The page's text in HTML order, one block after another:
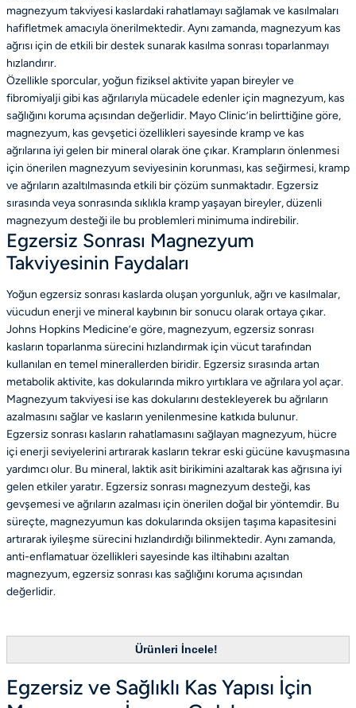
magnezyum takviyesi kaslardaki rahatlamayı sağlamak ve kasılmaları
hafifletmek amacıyla önerilmektedir. Aynı zamanda, magnezyum kas
ağrısı için de etkili bir destek sunarak kasılma sonrası toparlanmayı
hızlandırır.
Özellikle sporcular, yoğun fiziksel aktivite yapan bireyler ve
fibromiyalji gibi kas ağrılarıyla mücadele edenler için magnezyum, kas
sağlığını koruma açısından değerlidir. Mayo Clinic’in belirttiğine göre,
magnezyum, kas gevşetici özellikleri sayesinde kramp ve kas
ağrılarına iyi gelen bir mineral olarak öne çıkar. Krampların önlenmesi
için önerilen magnezyum seviyesinin korunması, kas seğirmesi, kramp
ve ağrıların azaltılmasında etkili bir çözüm sunmaktadır. Egzersiz
sırasında veya sonrasında sıklıkla kramp yaşayan bireyler, düzenli
magnezyum desteği ile bu problemleri minimuma indirebilir.
Egzersiz Sonrası Magnezyum
Takviyesinin Faydaları
Yoğun egzersiz sonrası kaslarda oluşan yorgunluk, ağrı ve kasılmalar,
vücudun enerji ve mineral kaybının bir sonucu olarak ortaya çıkar.
Johns Hopkins Medicine’e göre, magnezyum, egzersiz sonrası
kasların toparlanma sürecini hızlandırmak için vücut tarafından
kullanılan en temel minerallerden biridir. Egzersiz sırasında artan
metabolik aktivite, kas dokularında mikro yırtıklara ve ağrılara yol açar.
Magnezyum takviyesi ise kas dokularını destekleyerek bu ağrıların
azalmasını sağlar ve kasların yenilenmesine katkıda bulunur.
Egzersiz sonrası kasların rahatlamasını sağlayan magnezyum, hücre
içi enerji seviyelerini artırarak kasların tekrar eski gücüne kavuşmasına
yardımcı olur. Bu mineral, laktik asit birikimini azaltarak kas ağrısına iyi
gelen etkiler yaratır. Egzersiz sonrası magnezyum desteği, kas
gevşemesi ve ağrıların azalması için önerilen doğal bir yöntemdir. Bu
süreçte, magnezyumun kas dokularında oksijen taşıma kapasitesini
artırarak iyileşme sürecini hızlandırdığı bilinmektedir. Aynı zamanda,
anti-enflamatuar özellikleri sayesinde kas iltihabını azaltan
magnezyum, egzersiz sonrası kas sağlığını koruma açısından
değerlidir.
Ürünleri İncele!
Egzersiz ve Sağlıklı Kas Yapısı İçin